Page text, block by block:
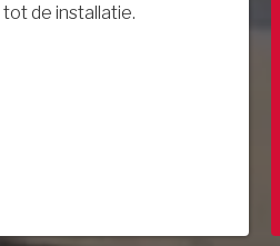
tot de installatie.